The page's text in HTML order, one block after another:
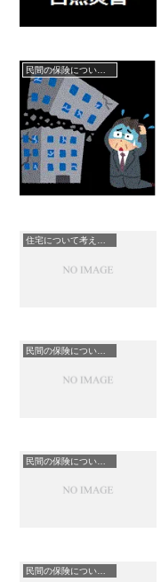
民間の保険について考える
民間の保険について考える
民間の保険について考える
民間の保険について考える